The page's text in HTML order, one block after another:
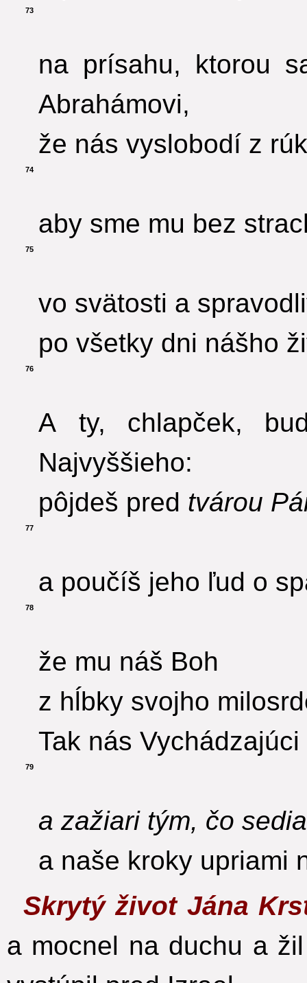
73
na prísahu, ktorou
Abrahámovi,
že nás vyslobodí z
74
aby sme mu bez
75
vo svätosti a
po všetky dni nášho
76
A ty, chlapček,
Najvyššieho:
pôjdeš pred tvárou
77
a poučíš jeho ľud o
78
že mu náš Boh
z hĺbky svojho
Tak nás
79
a zažiari tým, čo
a naše kroky upriami
Skrytý život Jána
a mocnel na duchu a